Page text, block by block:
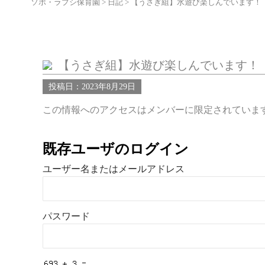
ソポ・ラプシ保育園 > 日記 > 【うさぎ組】水遊び楽しんでいます！
【うさぎ組】水遊び楽しんでいます！
投稿日：2023年8月29日
この情報へのアクセスはメンバーに限定されてい
既存ユーザのログイン
ユーザー名またはメールアドレス
パスワード